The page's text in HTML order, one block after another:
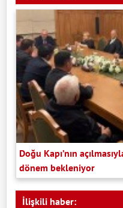
Doğu Kapı’nın
dönem bekleniyor
İlişkili haber: